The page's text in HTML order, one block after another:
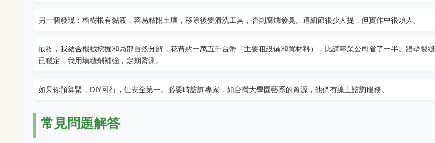
另一個發現：榕樹根有黏液，容易粘附土壤，移除後要清洗工具，否則腐爛發臭。這細節很少人提，但實作中很煩人。
最終，我結合機械挖掘和局部自然分解，花費約一萬五千台幣（主要租設備和買材料），比請專業公司省了一半。牆壁裂縫
已穩定，我用填縫劑補強，定期監測。
如果你預算緊，DIY可行，但安全第一。必要時諮詢專家，如台灣大學園藝系的資源，他們有線上諮詢服務。
常見問題解答